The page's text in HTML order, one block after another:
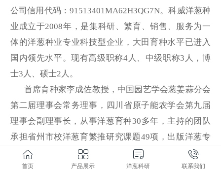
公司信用代码：91513401MA62H3QG7N。科威洋葱种
业成立于2008年，是集科研、繁育、销售、服务为一
体的洋葱种业专业科技型企业，大田育种水平已进入
国内领先水平。现有高级职称4人、中级职称3人，博
士3人、硕士2人。
首席育种家李成佐教授 ，中国园艺学会葱姜蒜分会
第二届理事会常务理事，四川省原子能农学会第九届
理事会副理事长，从事洋葱育种30多年，主持的团队
承担省州市校洋葱育繁推研究课题49项，出版洋葱专
著3部、发表洋葱论文67篇，洋葱研究成果荣获部省州
级科技奖6项。科威洋葱种业
西南大学、 西昌学院进
首页 产品展示 洋葱科研 联系我们